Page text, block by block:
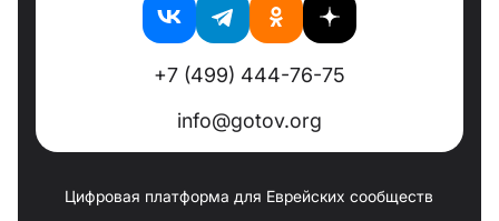
+7 (499) 444-76-75
info@gotov.org
Цифровая платформа для Еврейских сообществ